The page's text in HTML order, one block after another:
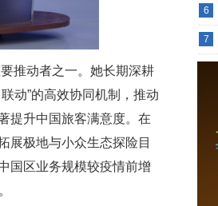
推动者之一。她长期深耕
动”的高效协同机制，推动
提升中国旅客满意度。在
展极地与小众生态探险目
国区业务规模较疫情前增
6
7